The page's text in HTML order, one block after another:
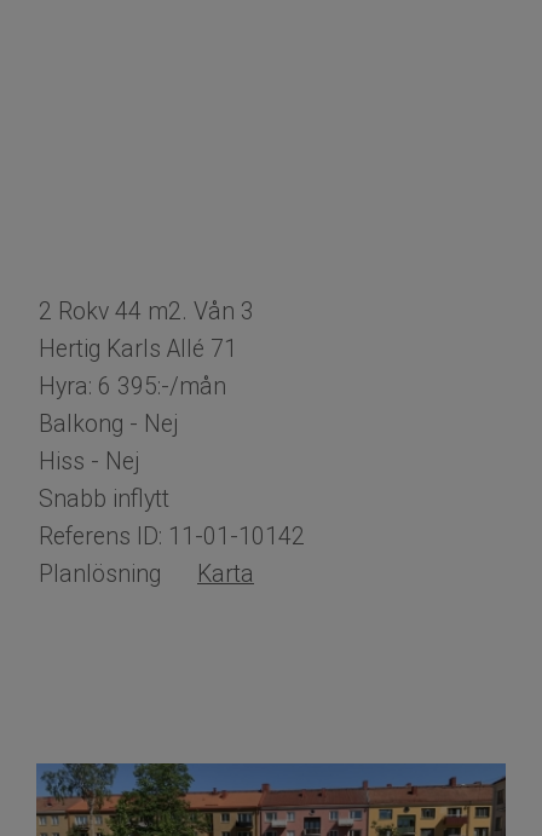
2 Rokv 44 m2. Vån 3
Hertig Karls Allé 71
Hyra: 6 395:-/mån
Balkong - Nej
Hiss - Nej
Snabb inflytt
Referens ID: 11-01-10142
Planlösning
Karta